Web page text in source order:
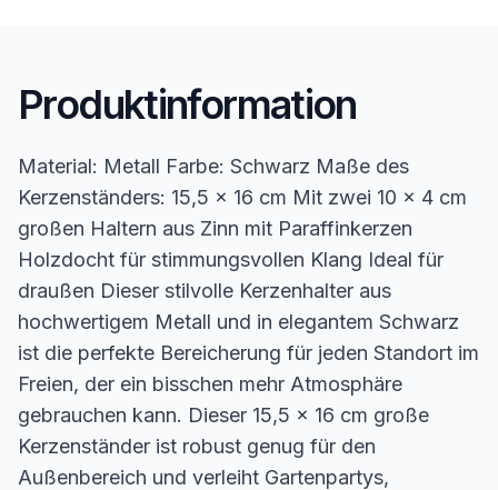
Produktinformation
Material: Metall Farbe: Schwarz Maße des
Kerzenständers: 15,5 x 16 cm Mit zwei 10 x 4 cm
großen Haltern aus Zinn mit Paraffinkerzen
Holzdocht für stimmungsvollen Klang Ideal für
draußen Dieser stilvolle Kerzenhalter aus
hochwertigem Metall und in elegantem Schwarz
ist die perfekte Bereicherung für jeden Standort im
Freien, der ein bisschen mehr Atmosphäre
gebrauchen kann. Dieser 15,5 x 16 cm große
Kerzenständer ist robust genug für den
Außenbereich und verleiht Gartenpartys,